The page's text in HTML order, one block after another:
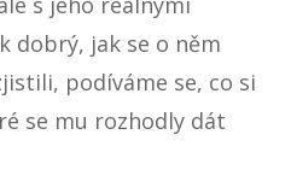
dobrý, jak se o něm
podíváme se, co si
se mu rozhodly dát